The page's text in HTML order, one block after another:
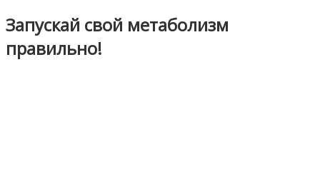
Запускай свой метаболизм
правильно!